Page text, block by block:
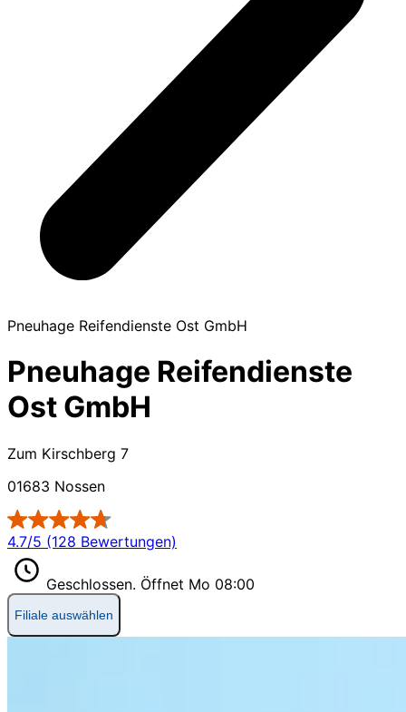
Pneuhage Reifendienste Ost GmbH
Pneuhage Reifendienste
Ost GmbH
Zum Kirschberg 7
01683 Nossen
4.7/5 (128 Bewertungen)
Geschlossen. Öffnet Mo 08:00
Filiale auswählen